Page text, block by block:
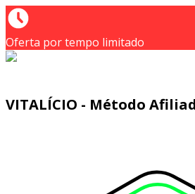
Oferta por tempo limitado
VITALÍCIO - Método